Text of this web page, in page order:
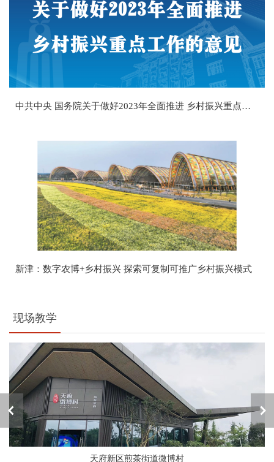
中共中央 国务院关于做好2023年全面推进 乡村振兴重点工作的意见
新津：数字农博+乡村振兴 探索可复制可推广乡村振兴模式
现场教学
天府新区煎茶街道微博村